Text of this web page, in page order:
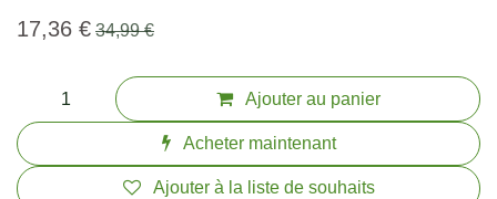
17,36 € 34,99€
Ajouter au panier
Acheter maintenant
Ajouter à la liste de souhaits